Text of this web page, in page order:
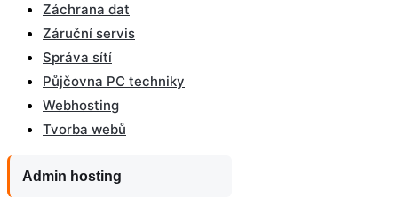
Záchrana dat
Záruční servis
Správa sítí
Půjčovna PC techniky
Webhosting
Tvorba webů
Admin hosting